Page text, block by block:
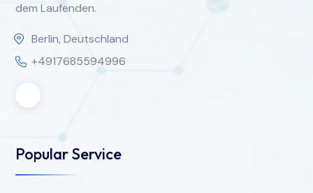
dem Laufenden.
Berlin, Deutschland
+4917685594996
Popular Service